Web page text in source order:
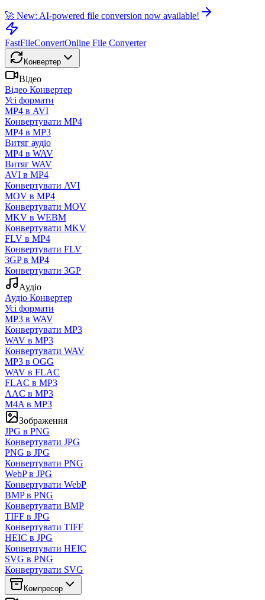
🚀 New: AI-powered file conversion now available!
FastFileConvertOnline File Converter
Конвертер
Відео
Відео Конвертер
Усі формати
MP4 в AVI
Конвертувати MP4
MP4 в MP3
Витяг аудіо
MP4 в WAV
Витяг WAV
AVI в MP4
Конвертувати AVI
MOV в MP4
Конвертувати MOV
MKV в WEBM
Конвертувати MKV
FLV в MP4
Конвертувати FLV
3GP в MP4
Конвертувати 3GP
Аудіо
Аудіо Конвертер
Усі формати
MP3 в WAV
Конвертувати MP3
WAV в MP3
Конвертувати WAV
MP3 в OGG
WAV в FLAC
FLAC в MP3
AAC в MP3
M4A в MP3
Зображення
JPG в PNG
Конвертувати JPG
PNG в JPG
Конвертувати PNG
WebP в JPG
Конвертувати WebP
BMP в PNG
Конвертувати BMP
TIFF в JPG
Конвертувати TIFF
HEIC в JPG
Конвертувати HEIC
SVG в PNG
Конвертувати SVG
Компресор